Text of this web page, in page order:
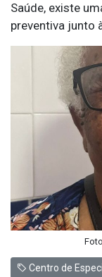
Saúde, existe
preventiva junto
Centro de